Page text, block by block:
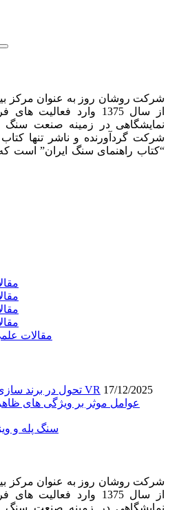
شرکت روشان روز به عنوان مرکز
از سال 1375 وارد فعالیت
نمایشگاهی در زمینه صنعت سنگ
شرکت گردآورنده و ناشر تنها
“کتاب راهنمای سنگ ایران” است
مقالات
تحول در برند سازی صنعت سنگ با فناوری VR 17/12/2025
عوامل موثر بر ویژگی های
سنگ پله و
شرکت روشان روز به عنوان مرکز
از سال 1375 وارد فعالیت
نمایشگاهی در زمینه صنعت سنگ